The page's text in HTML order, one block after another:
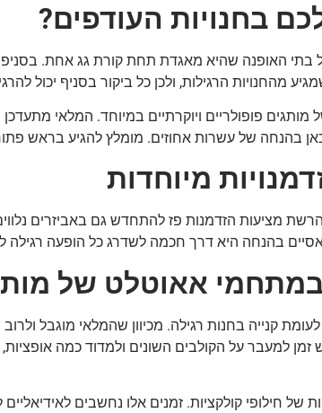
בחנויות העודפים?
האופנה שהיא מאגדת תחת קורת גג אחת. בסניפי
מהחנויות הרגילות, ולכן כל ביקור בסניף יכול
מותגים פופולריים ויוקרתיים במיוחד. המלאי
בהנחה של עשרות אחוזים. מומלץ להגיע בראש
מיוחדות
מציעות הזדמנות פז להתחדש גם באביזרים
בהנחה היא דרך חכמה לשדרג כל הופעה רגילה
אאוטלט של
קנייה בחנות רגילה. מכיוון שהמלאי מוגבל
זמן למעבר על הקולבים השונים ולמדוד כמה
של חילופי קולקציות. זמנים אלו נחשבים